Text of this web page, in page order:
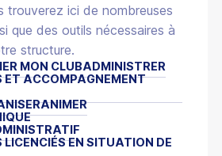
trouverez ici de nombreuses
que des outils nécessaires à
structure.
MON CLUBADMINISTRER
ET ACCOMPAGNEMENT
ANIMER
LICENCIÉS EN SITUATION DE